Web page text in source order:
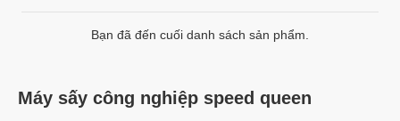
Bạn đã đến cuối danh sách sản phẩm.
Máy sấy công nghiệp speed queen